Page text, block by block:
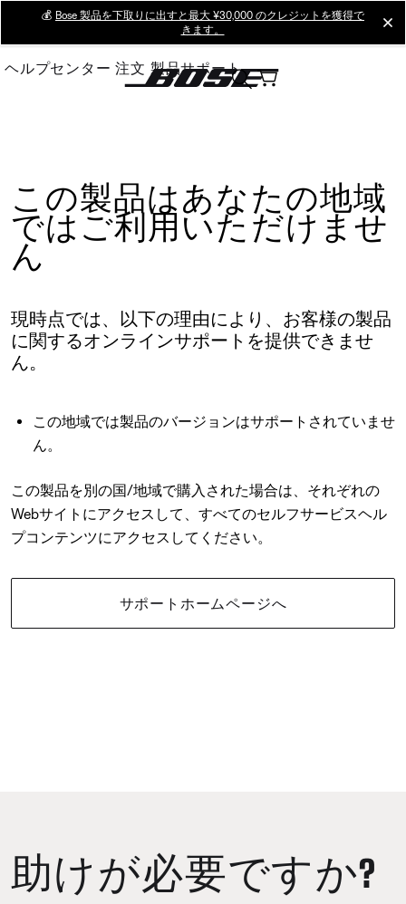
Main
💰 Bose 製品を下取りに出すと最大 ¥30,000 のクレジットを獲得で
きます。
ヘルプセンター 注文 製品サポート
この製品はあなたの地域
ではご利用いただけませ
ん
現時点では、以下の理由により、お客様の製品
に関するオンラインサポートを提供できませ
ん。
この地域では製品のバージョンはサポートされていませ
ん。
この製品を別の国/地域で購入された場合は、それぞれの
Webサイトにアクセスして、すべてのセルフサービスヘル
プコンテンツにアクセスしてください。
サポートホームページへ
助けが必要ですか?